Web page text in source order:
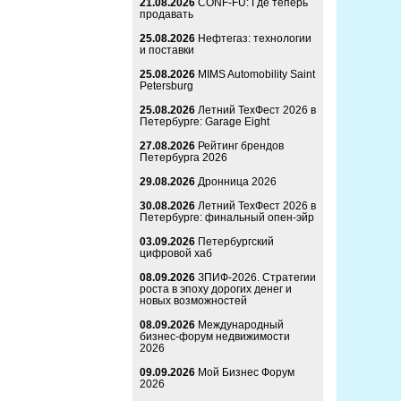
21.08.2026 CONF-FU: Где теперь
продавать
25.08.2026 Нефтегаз: технологии
и поставки
25.08.2026 MIMS Automobility Saint
Petersburg
25.08.2026 Летний ТехФест 2026 в
Петербурге: Garage Eight
27.08.2026 Рейтинг брендов
Петербурга 2026
29.08.2026 Дронница 2026
30.08.2026 Летний ТехФест 2026 в
Петербурге: финальный опен-эйр
03.09.2026 Петербургский
цифровой хаб
08.09.2026 ЗПИФ-2026. Стратегии
роста в эпоху дорогих денег и
новых возможностей
08.09.2026 Международный
бизнес-форум недвижимости
2026
09.09.2026 Мой Бизнес Форум
2026